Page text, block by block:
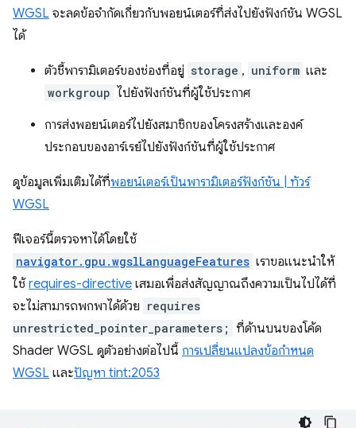
WGSL จะลดข้อจำกัดเกี่ยวกับพอยน์เตอร์ที่ส่งไปยังฟังก์ชัน WGSL
ได้
ตัวชี้พารามิเตอร์ของช่องที่อยู่ storage , uniform และ
workgroup ไปยังฟังก์ชันที่ผู้ใช้ประกาศ
การส่งพอยน์เตอร์ไปยังสมาชิกของโครงสร้างและองค์
ประกอบของอาร์เรย์ไปยังฟังก์ชันที่ผู้ใช้ประกาศ
ดูข้อมูลเพิ่มเติมได้ที่พอยน์เตอร์เป็นพารามิเตอร์ฟังก์ชัน | ทัวร์
WGSL
ฟีเจอร์นี้ตรวจหาได้โดยใช้
navigator.gpu.wgslLanguageFeatures เราขอแนะนำให้
ใช้ requires-directive เสมอเพื่อส่งสัญญาณถึงความเป็นไปได้ที่
จะไม่สามารถพกพาได้ด้วย requires
unrestricted_pointer_parameters; ที่ด้านบนของโค้ด
Shader WGSL ดูตัวอย่างต่อไปนี้ การเปลี่ยนแปลงข้อกำหนด
WGSL และปัญหา tint:2053